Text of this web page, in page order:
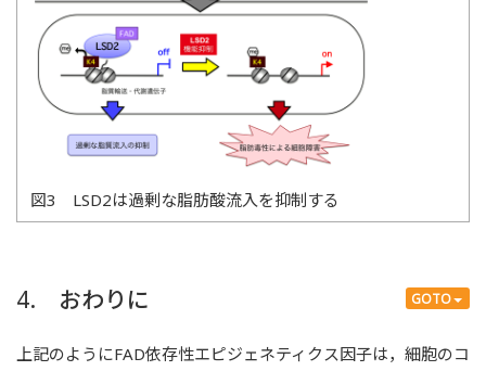
図3 LSD2は過剰な脂肪酸流入を抑制する
GOTO
4. おわりに
上記のようにFAD依存性エピジェネティクス因子は，細胞のコ